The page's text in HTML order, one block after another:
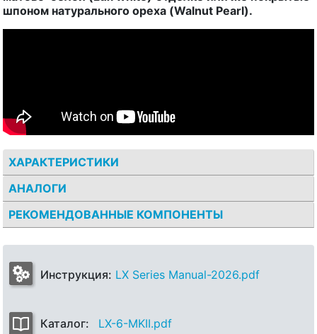
шпоном натурального ореха (Walnut Pearl).
ХАРАКТЕРИСТИКИ
АНАЛОГИ
РЕКОМЕНДОВАННЫЕ КОМПОНЕНТЫ
Инструкция: LX Series Manual-2026.pdf
Каталог: LX-6-MKII.pdf